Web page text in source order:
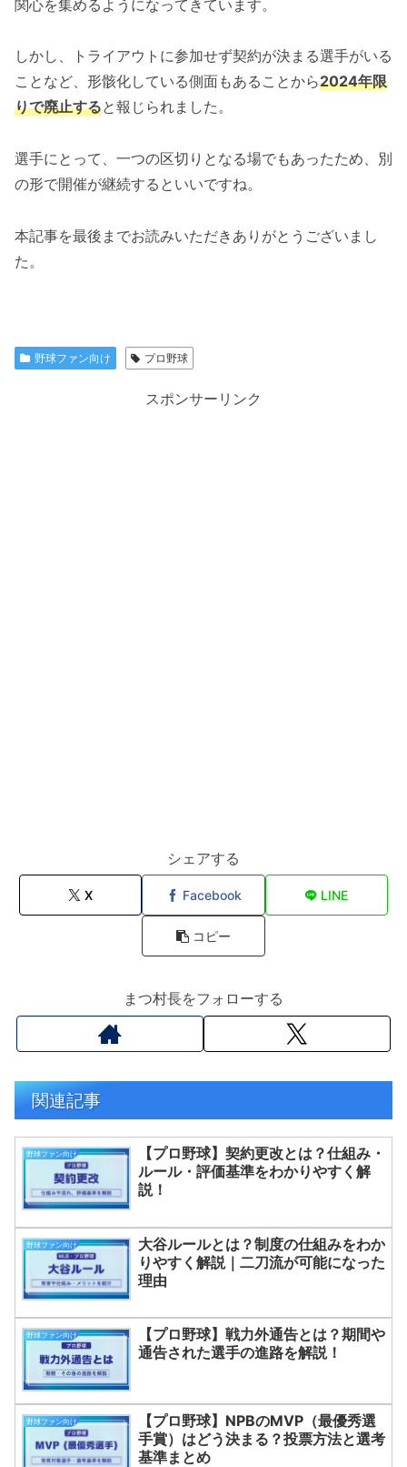
関心を集めるようになってきています。
しかし、トライアウトに参加せず契約が決まる選手がいる
ことなど、形骸化している側面もあることから2024年限
りで廃止すると報じられました。
選手にとって、一つの区切りとなる場でもあったため、別
の形で開催が継続するといいですね。
本記事を最後までお読みいただきありがとうございまし
た。
野球ファン向け プロ野球
スポンサーリンク
シェアする
X Facebook LINE
コピー
まつ村長をフォローする
関連記事
野球ファン向け
【プロ野球】契約更改とは？仕組み・
ルール・評価基準をわかりやすく解
説！
野球ファン向け
大谷ルールとは？制度の仕組みをわか
りやすく解説｜二刀流が可能になった
理由
野球ファン向け
【プロ野球】戦力外通告とは？期間や
通告された選手の進路を解説！
野球ファン向け
【プロ野球】NPBのMVP（最優秀選
手賞）はどう決まる？投票方法と選考
基準まとめ